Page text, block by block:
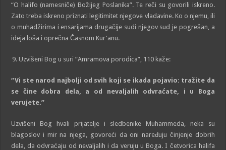
“O halifo (namesniče) Božijeg Poslanika”. Te reči su govorili iskreno.
Zato treba iskreno priznati legitimitet njegove vladavine. Ko o njemu, ili
o muhadžirima i ensarijama drugačije sudi njegov sud je pogrešan, a
ideja loša i oprečna Časnom Kur'anu.
Uzvišeni Bog u suri ”Amramova porodica”, 110 kaže:
“Vi ste narod najbolji od svih koji se ikada pojavio: tražite da
se čine dobra dela, a od nevaljalih odvraćate, i u
Boga
verujete.”
Uzvišeni Bog hvali prijatelje i sledbenike Muhammeda, neka su
blagoslov i mir na njega, govoreći da oni naređuju činjenje dobrih
dela, da odvraćaju od nevaljalih i da veruju u Boga. I četvorica halifa